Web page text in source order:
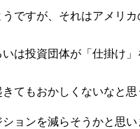
ですが、それはアメリ
は投資団体が「仕掛け
てもおかしくないなと思
ョンを減らそうかと思い